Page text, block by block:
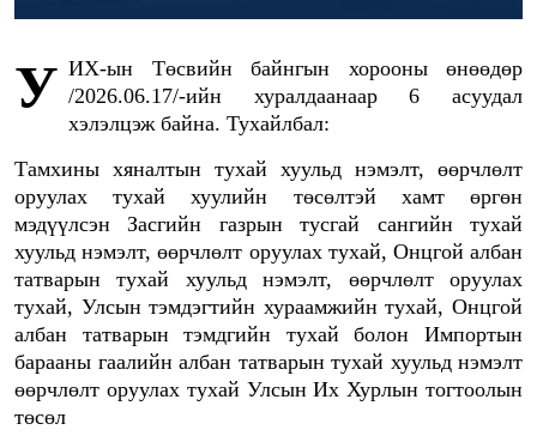
УИХ-ын Төсвийн байнгын хорооны өнөөдөр /2026.06.17/-ийн хуралдаанаар 6 асуудал
хэлэлцэж байна. Тухайлбал:
Тамхины хяналтын тухай хуульд нэмэлт, өөрчлөлт
оруулах тухай хуулийн төсөлтэй хамт өргөн
мэдүүлсэн Засгийн газрын тусгай сангийн тухай
хуульд нэмэлт, өөрчлөлт оруулах тухай, Онцгой албан
татварын тухай хуульд нэмэлт, өөрчлөлт оруулах
тухай, Улсын тэмдэгтийн хураамжийн тухай, Онцгой
албан татварын тэмдгийн тухай болон Импортын
барааны гаалийн албан татварын тухай хуульд нэмэлт
өөрчлөлт оруулах тухай Улсын Их Хурлын тогтоолын
төсөл